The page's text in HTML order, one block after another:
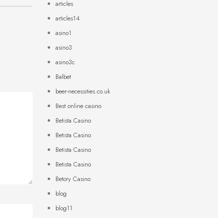
articles
articles14
asino1
asino3
asino3c
Balbet
beer-necessities.co.uk
Best online casino
Betista Casino
Betista Casino
Betista Casino
Betista Casino
Betory Casino
blog
blog11